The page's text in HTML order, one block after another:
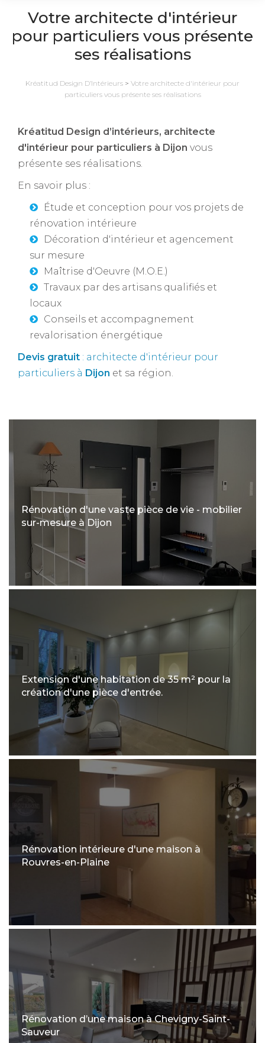
Votre architecte d'intérieur
pour particuliers vous présente
ses réalisations
Kréatitud Design D’Intérieurs > Votre architecte d'intérieur pour
particuliers vous présente ses réalisations
Kréatitud Design d’intérieurs, architecte
d'intérieur pour particuliers à Dijon vous
présente ses réalisations.
En savoir plus :
Étude et conception pour vos projets de
rénovation intérieure
Décoration d'intérieur et agencement
sur mesure
Maîtrise d'Oeuvre (M.O.E.)
Travaux par des artisans qualifiés et
locaux
Conseils et accompagnement
revalorisation énergétique
Devis gratuit : architecte d'intérieur pour
particuliers à Dijon et sa région.
Rénovation d'une vaste pièce de vie - mobilier
sur-mesure à Dijon
Extension d'une habitation de 35 m² pour la
création d'une pièce d'entrée.
Rénovation intérieure d'une maison à
Rouvres-en-Plaine
Rénovation d’une maison à Chevigny-Saint-
Sauveur